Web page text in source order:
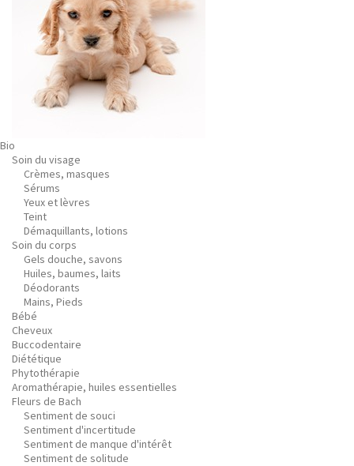
Bio
Soin du visage
Crèmes, masques
Sérums
Yeux et lèvres
Teint
Démaquillants, lotions
Soin du corps
Gels douche, savons
Huiles, baumes, laits
Déodorants
Mains, Pieds
Bébé
Cheveux
Buccodentaire
Diététique
Phytothérapie
Aromathérapie, huiles essentielles
Fleurs de Bach
Sentiment de souci
Sentiment d'incertitude
Sentiment de manque d'intérêt
Sentiment de solitude